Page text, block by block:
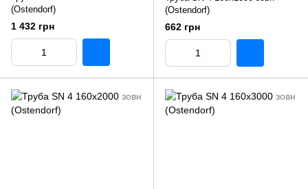
(Ostendorf)
1 432 грн
(Ostendorf)
662 грн